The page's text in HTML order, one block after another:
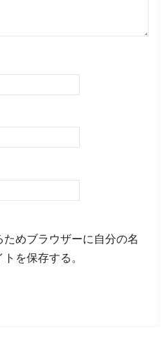
めブラウザーに自分の名
を保存する。